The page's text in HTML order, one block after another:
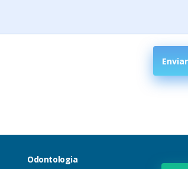
Odontologia